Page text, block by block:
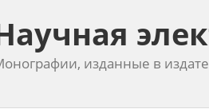
изданные в